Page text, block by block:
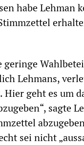
habe Lehman
geringe
Lehmans,
geht es um
sagte
sei nicht